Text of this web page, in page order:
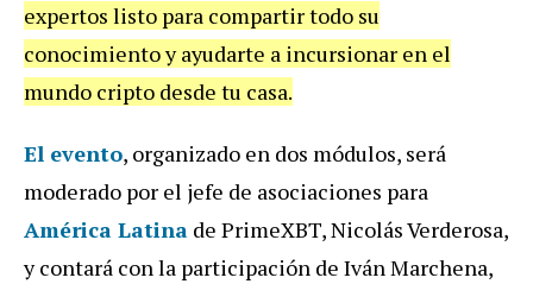
expertos listo para compartir todo su
conocimiento y ayudarte a incursionar en el
mundo cripto desde tu casa.
El evento, organizado en dos módulos, será
moderado por el jefe de asociaciones para
América Latina de PrimeXBT, Nicolás Verderosa,
y contará con la participación de Iván Marchena,